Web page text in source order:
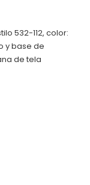
532-112, color:
y base de
de tela